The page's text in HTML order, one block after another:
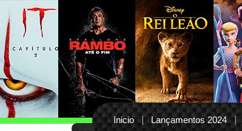
Inicio Lançamentos 2024